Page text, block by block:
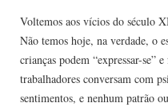
Voltemos aos vícios do século
Não temos hoje, na verdade, o
crianças podem “expressar-se”
trabalhadores conversam com
sentimentos, e nenhum patrão